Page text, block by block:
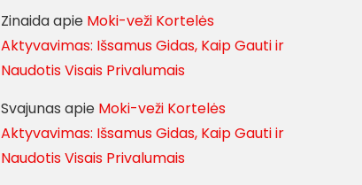
Zinaidaapie Moki-veži Kortelės
Aktyvavimas: Išsamus Gidas, Kaip Gauti ir
Naudotis Visais Privalumais
Svajunas apie Moki-veži Kortelės
Aktyvavimas: Išsamus Gidas, Kaip Gauti ir
Naudotis Visais Privalumais